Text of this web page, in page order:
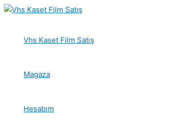
İçeriğe
Vhs Kaset Film Satış
Magaza
Hesabım